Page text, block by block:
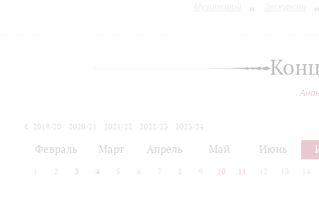
2019/20 2020/21 2021/22 2022/23
2023/24
Февраль Март Апрель Май Июнь
2 3 4 5 6 7 8 9 10 11 12 13 14